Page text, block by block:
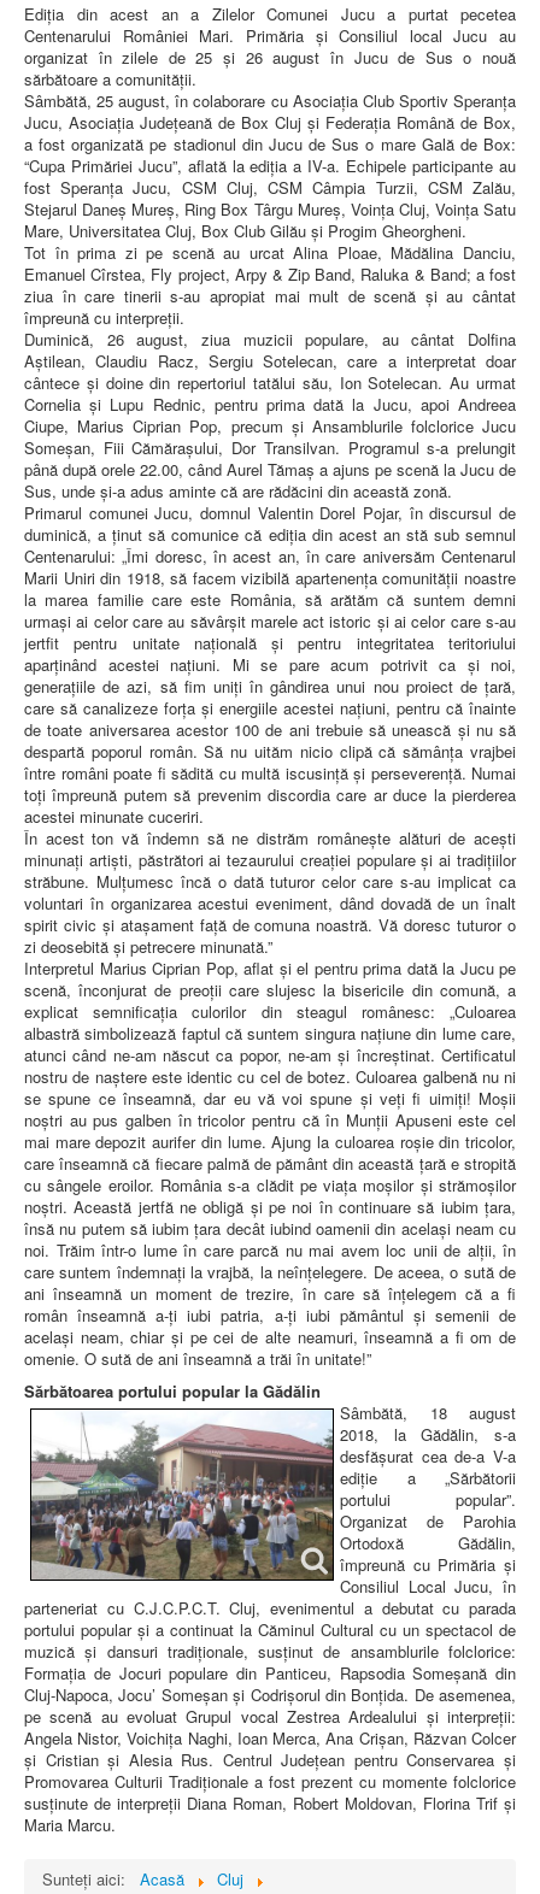
Ediția din acest an a Zilelor Comunei Jucu a purtat pecetea
Centenarului României Mari. Primăria și Consiliul local Jucu au
organizat în zilele de 25 și 26 august în Jucu de Sus o nouă
sărbătoare a comunității.
Sâmbătă, 25 august, în colaborare cu Asociația Club Sportiv Speranța
Jucu, Asociația Județeană de Box Cluj și Federația Română de Box,
a fost organizată pe stadionul din Jucu de Sus o mare Gală de Box:
“Cupa Primăriei Jucu”, aflată la ediția a IV-a. Echipele participante au
fost Speranța Jucu, CSM Cluj, CSM Câmpia Turzii, CSM Zalău,
Stejarul Daneș Mureș, Ring Box Târgu Mureș, Voința Cluj, Voința Satu
Mare, Universitatea Cluj, Box Club Gilău și Progim Gheorgheni.
Tot în prima zi pe scenă au urcat Alina Ploae, Mădălina Danciu,
Emanuel Cîrstea, Fly project, Arpy & Zip Band, Raluka & Band; a fost
ziua în care tinerii s-au apropiat mai mult de scenă și au cântat
împreună cu interpreții.
Duminică, 26 august, ziua muzicii populare, au cântat Dolfina
Aștilean, Claudiu Racz, Sergiu Sotelecan, care a interpretat doar
cântece și doine din repertoriul tatălui său, Ion Sotelecan. Au urmat
Cornelia și Lupu Rednic, pentru prima dată la Jucu, apoi Andreea
Ciupe, Marius Ciprian Pop, precum și Ansamblurile folclorice Jucu
Someșan, Fiii Cămărașului, Dor Transilvan. Programul s-a prelungit
până după orele 22.00, când Aurel Tămaș a ajuns pe scenă la Jucu de
Sus, unde și-a adus aminte că are rădăcini din această zonă.
Primarul comunei Jucu, domnul Valentin Dorel Pojar, în discursul de
duminică, a ținut să comunice că ediția din acest an stă sub semnul
Centenarului: „Îmi doresc, în acest an, în care aniversăm Centenarul
Marii Uniri din 1918, să facem vizibilă apartenenţa comunităţii noastre
la marea familie care este România, să arătăm că suntem demni
urmași ai celor care au săvârșit marele act istoric şi ai celor care s-au
jertfit pentru unitate naţională şi pentru integritatea teritoriului
aparţinând acestei naţiuni. Mi se pare acum potrivit ca și noi,
generațiile de azi, să fim uniți în gândirea unui nou proiect de țară,
care să canalizeze forța și energiile acestei națiuni, pentru că înainte
de toate aniversarea acestor 100 de ani trebuie să unească și nu să
despartă poporul român. Să nu uităm nicio clipă că sămânța vrajbei
între români poate fi sădită cu multă iscusință şi perseverență. Numai
toți împreună putem să prevenim discordia care ar duce la pierderea
acestei minunate cuceriri.
În acest ton vă îndemn să ne distrăm româneşte alături de aceşti
minunați artişti, păstrători ai tezaurului creației populare şi ai tradițiilor
străbune. Mulțumesc încă o dată tuturor celor care s-au implicat ca
voluntari în organizarea acestui eveniment, dând dovadă de un înalt
spirit civic şi ataşament faţă de comuna noastră. Vă doresc tuturor o
zi deosebită și petrecere minunată.”
Interpretul Marius Ciprian Pop, aflat și el pentru prima dată la Jucu pe
scenă, înconjurat de preoții care slujesc la bisericile din comună, a
explicat semnificația culorilor din steagul românesc: „Culoarea
albastră simbolizează faptul că suntem singura națiune din lume care,
atunci când ne-am născut ca popor, ne-am și încreștinat. Certificatul
nostru de naștere este identic cu cel de botez. Culoarea galbenă nu ni
se spune ce înseamnă, dar eu vă voi spune și veți fi uimiți! Moșii
noștri au pus galben în tricolor pentru că în Munții Apuseni este cel
mai mare depozit aurifer din lume. Ajung la culoarea roșie din tricolor,
care înseamnă că fiecare palmă de pământ din această țară e stropită
cu sângele eroilor. România s-a clădit pe viața moșilor și strămoșilor
noștri. Această jertfă ne obligă și pe noi în continuare să iubim țara,
însă nu putem să iubim țara decât iubind oamenii din același neam cu
noi. Trăim într-o lume în care parcă nu mai avem loc unii de alții, în
care suntem îndemnați la vrajbă, la neînțelegere. De aceea, o sută de
ani înseamnă un moment de trezire, în care să înțelegem că a fi
român înseamnă a-ți iubi patria, a-ți iubi pământul și semenii de
același neam, chiar și pe cei de alte neamuri, înseamnă a fi om de
omenie. O sută de ani înseamnă a trăi în unitate!”
Sărbătoarea portului popular la Gădălin
Sâmbătă, 18 august
2018, la Gădălin, s-a
desfășurat cea de-a V-a
ediție a „Sărbătorii
portului popular”.
Organizat de Parohia
Ortodoxă Gădălin,
împreună cu Primăria și
Consiliul Local Jucu, în
parteneriat cu C.J.C.P.C.T. Cluj, evenimentul a debutat cu parada
portului popular și a continuat la Căminul Cultural cu un spectacol de
muzică și dansuri tradiționale, susținut de ansamblurile folclorice:
Formația de Jocuri populare din Panticeu, Rapsodia Someșană din
Cluj-Napoca, Jocu’ Someșan și Codrișorul din Bonțida. De asemenea,
pe scenă au evoluat Grupul vocal Zestrea Ardealului și interpreții:
Angela Nistor, Voichița Naghi, Ioan Merca, Ana Crișan, Răzvan Colcer
și Cristian și Alesia Rus. Centrul Judeţean pentru Conservarea şi
Promovarea Culturii Tradiţionale a fost prezent cu momente folclorice
susținute de interpreții Diana Roman, Robert Moldovan, Florina Trif și
Maria Marcu.
Sunteți aici: Acasă
Cluj